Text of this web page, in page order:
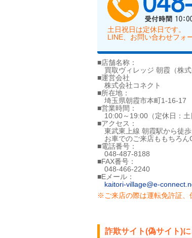
土日祝日は定休日です。
LINE、お問い合わせフォ
■店舗名称：
買取ヴィレッジ 朝霞（株式
■運営会社
株式会社コネクト
■所在地：
埼玉県朝霞市本町1-16-17
■営業時間：
10:00～19:00（定休日：土
■アクセス：
東武東上線 朝霞駅から徒歩
お車でのご来店ももちろん
■電話番号：
048-487-8188
■FAX番号：
048-466-2240
■Eメール：
kaitori-village@e-
※ご来店の際は運転免許証、
詐欺サイト(偽サイト)